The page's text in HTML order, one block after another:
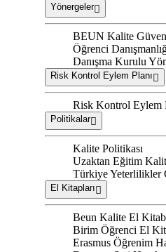
Yönergeler
BEUN Kalite
Öğrenci
Danışma Kurulu
Risk Kontrol Eylem Planı
Risk Kontrol Eylem
Politikalar
Kalite Politikası
Uzaktan Eğitim
Türkiye Yeterlilikler
El Kitapları
Beun Kalite El
Birim Öğrenci El
Erasmus Öğrenim